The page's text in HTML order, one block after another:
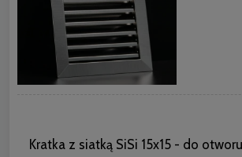
Kratka z siatką SiSi 15x15 - do